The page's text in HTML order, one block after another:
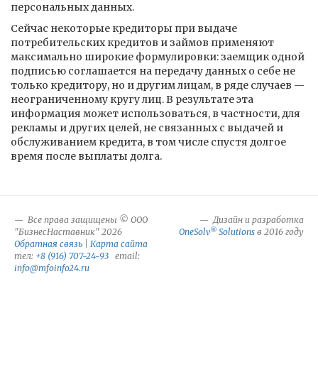
персональных данных.
Сейчас некоторые кредиторы при выдаче
потребительских кредитов и займов применяют
максимально широкие формулировки: заемщик одной
подписью соглашается на передачу данных о себе не
только кредитору, но и другим лицам, в ряде случаев —
неограниченному кругу лиц. В результате эта
информация может использоваться, в частности, для
рекламы и других целей, не связанных с выдачей и
обслуживанием кредита, в том числе спустя долгое
время после выплаты долга.
Все права защищены © ООО
"БизнесНаставник" 2026
Обратная связь
Карта сайта
тел: +8 (916) 707-24-93 email:
info@mfoinfo24.ru
Дизайн и разработка
OneSolv® Solutions в 2016 году